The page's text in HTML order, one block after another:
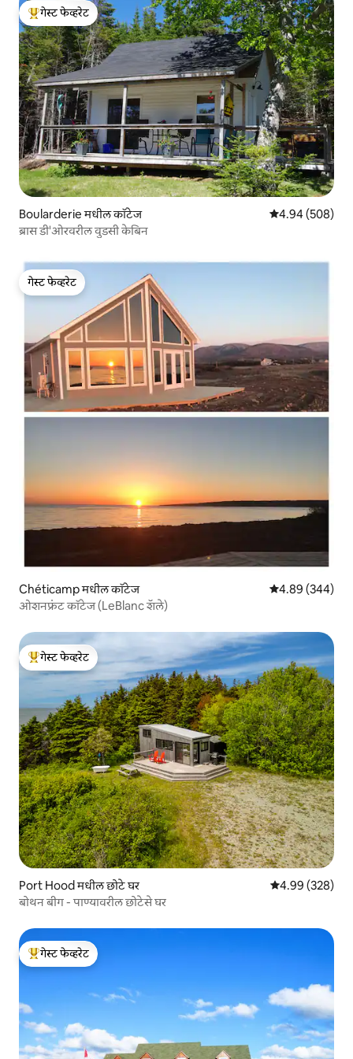
टॉप गेस्ट फेव्हरेट
गेस्ट फेव्हरेट
Boularderie मधील कॉटेज 5 पैकी 4.94
4.94 (508)
ब्रास डी'ओरवरील वुडसी केबिन
गेस्ट फेव्हरेट
गेस्ट फेव्हरेट
Chéticamp मधील कॉटेज 5 पैकी 4.89
4.89 (344)
ओशनफ्रंट कॉटेज (LeBlanc शॅले)
टॉप गेस्ट फेव्हरेट
गेस्ट फेव्हरेट
Port Hood मधील छोटे घर 5 पैकी 4.99
4.99 (328)
बोथन बीग - पाण्यावरील छोटेसे घर
टॉप गेस्ट फेव्हरेट
गेस्ट फेव्हरेट